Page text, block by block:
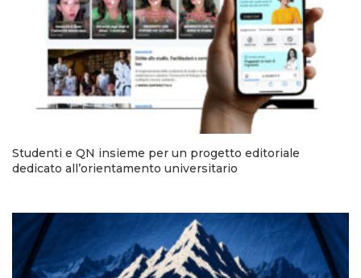
Studenti e QN insieme per un progetto editoriale
dedicato all’orientamento universitario